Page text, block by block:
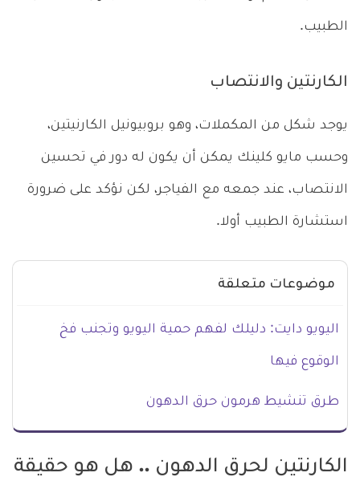
الطبيب.
الكارنتين والانتصاب
يوجد شكل من المكملات، وهو بروبيونيل الكارنيتين،
وحسب مايو كلينك يمكن أن يكون له دور في تحسين
الانتصاب، عند جمعه مع الفياجر، لكن نؤكد على ضرورة
استشارة الطبيب أولا.
موضوعات متعلقة
اليويو دايت: دليلك لفهم حمية اليويو وتجنب فخ
الوقوع فيها
طرق تنشيط هرمون حرق الدهون
الكارنتين لحرق الدهون .. هل هو حقيقة